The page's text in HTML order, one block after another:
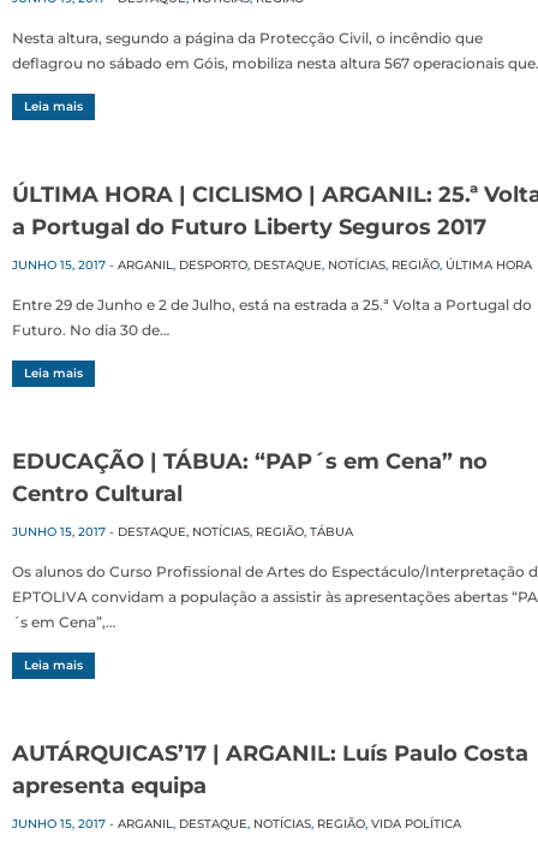
Nesta altura, segundo a página da Protecção Civil, o incêndio que
deflagrou no sábado em Góis, mobiliza nesta altura 567 operacionais
Leia mais
ÚLTIMA HORA | CICLISMO | ARGANIL: 25.ª
a Portugal do Futuro Liberty Seguros 2017
JUNHO 15, 2017 - ARGANIL, DESPORTO, DESTAQUE, NOTÍCIAS, REGIÃO, ÚLTIMA HORA
Entre 29 de Junho e 2 de Julho, está na estrada a 25.ª Volta a Portugal do
Futuro. No dia 30 de…
Leia mais
EDUCAÇÃO | TÁBUA: “PAP´s em Cena” no
Centro Cultural
JUNHO 15, 2017 - DESTAQUE, NOTÍCIAS, REGIÃO, TÁBUA
Os alunos do Curso Profissional de Artes do Espectáculo/Interpretação
EPTOLIVA convidam a população a assistir às apresentações abertas
´s em Cena”,…
Leia mais
AUTÁRQUICAS’17 | ARGANIL: Luís Paulo Costa
apresenta equipa
JUNHO 15, 2017 - ARGANIL, DESTAQUE, NOTÍCIAS, REGIÃO, VIDA POLÍTICA